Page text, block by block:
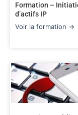
Formation –
d’actifs IP
Voir la formation →